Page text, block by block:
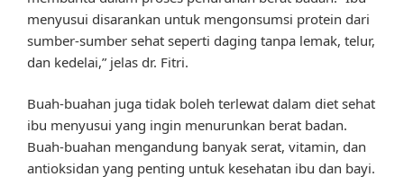
menyusui disarankan untuk mengonsumsi protein dari
sumber-sumber sehat seperti daging tanpa lemak, telur,
dan kedelai,” jelas dr. Fitri.
Buah-buahan juga tidak boleh terlewat dalam diet sehat
ibu menyusui yang ingin menurunkan berat badan.
Buah-buahan mengandung banyak serat, vitamin, dan
antioksidan yang penting untuk kesehatan ibu dan bayi.